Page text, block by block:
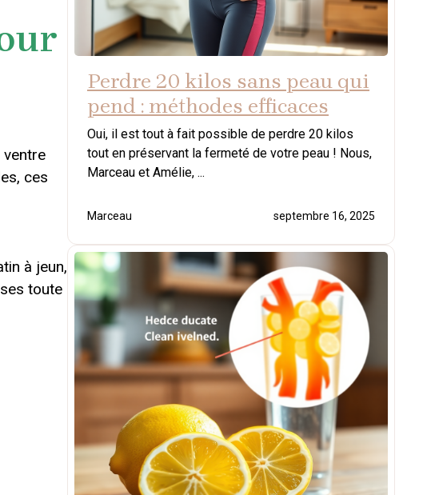
ces
à jeun,
toute
Perdre 20 kilos sans peau qui
pend : méthodes efficaces
Oui, il est tout à fait possible de perdre 20 kilos
tout en préservant la fermeté de votre peau ! Nous,
Marceau et Amélie, ...
Marceau septembre 16, 2025